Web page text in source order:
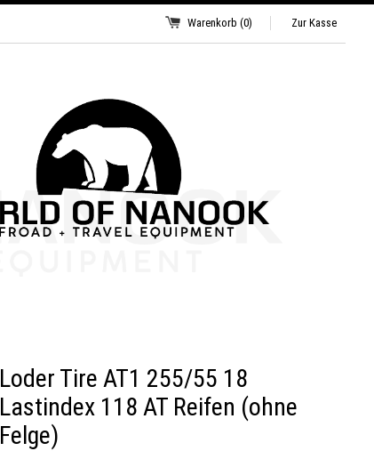
Warenkorb (0) Zur Kasse
Loder Tire AT1 255/55 18
Lastindex 118 AT Reifen (ohne
Felge)